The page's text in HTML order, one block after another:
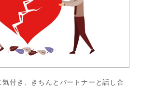
付き、きちんとパートナーと話し合